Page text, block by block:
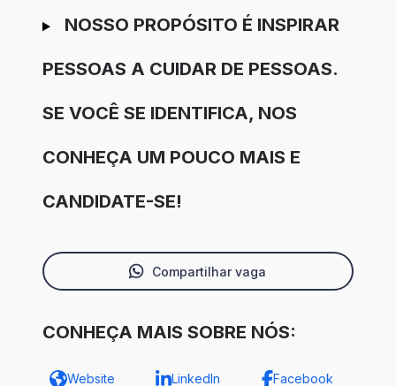
NOSSO PROPÓSITO É INSPIRAR
PESSOAS A CUIDAR DE PESSOAS.
SE VOCÊ SE IDENTIFICA, NOS
CONHEÇA UM POUCO MAIS E
CANDIDATE-SE!
Compartilhar vaga
CONHEÇA MAIS SOBRE NÓS:
Website LinkedIn Facebook